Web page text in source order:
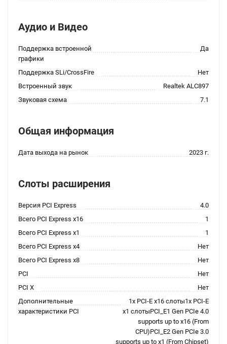
Аудио и Видео
Поддержка встроенной
графики
Да
Поддержка SLi/CrossFire
Нет
Встроенный звук
Realtek ALC897
Звуковая схема
7.1
Общая информация
Дата выхода на рынок 2023 г.
Слоты расширения
Версия PCI Express
4.0
Всего PCI Express x16
1
Всего PCI Express x1
1
Всего PCI Express x4
Нет
Всего PCI Express x8
Нет
PCI
Нет
PCI X
Нет
Дополнительные
характеристики PCI
1x PCI-E x16 слоты1x PCI-E
x1 слотыPCI_E1 Gen PCIe 4.0
supports up to x16 (From
CPU)PCI_E2 Gen PCIe 3.0
supports up to x1 (From Chipset)